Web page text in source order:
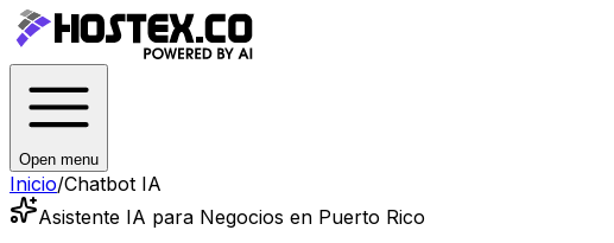
Open menu
Inicio/Chatbot IA
Asistente IA para Negocios en Puerto Rico